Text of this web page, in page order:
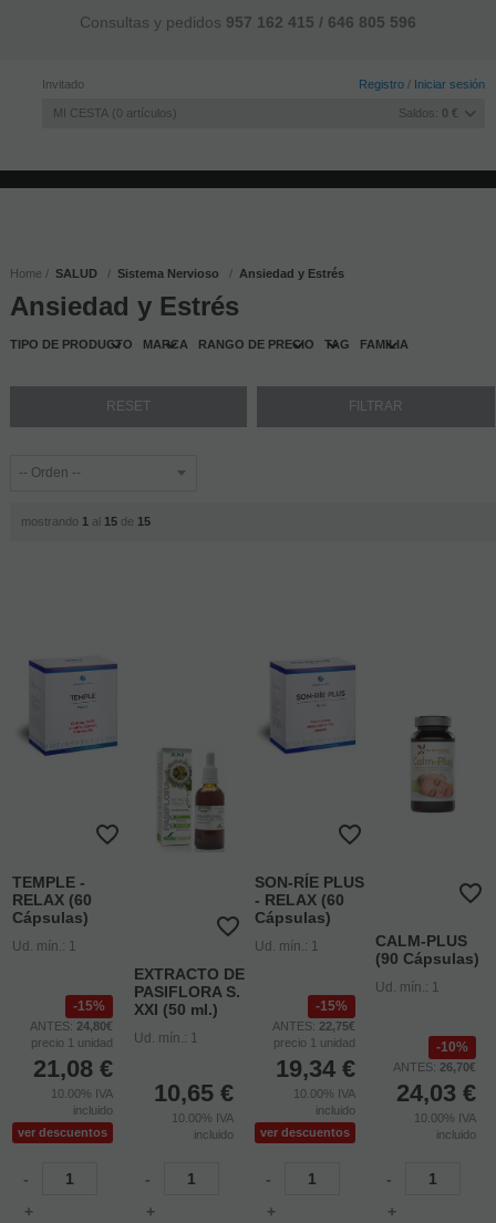
Consultas y pedidos 957 162 415 / 646 805 596
Invitado Registro / Iniciar sesión
MI CESTA 0 artículos Saldos: 0 €
ACUMULAR SALDO
Home SALUD Sistema Nervioso Ansiedad y Estrés
Ansiedad y Estrés
TIPO DE PRODUCTO MARCA RANGO DE PRECIO TAG FAMILIA
mostrando 1 al 15de 15
TEMPLE -
RELAX (60
Cápsulas)
Ud. mín.: 1
15%
ANTES: 24,80€
precio 1 unidad
21,08 €
10.00% IVA
incluido
ver descuentos
-
+
EXTRACTO DE
PASIFLORA S.
XXI (50 ml.)
Ud. mín.: 1
10,65 €
10.00% IVA
incluido
-
+
SON-RÍE PLUS
- RELAX (60
Cápsulas)
Ud. mín.: 1
15%
ANTES: 22,75€
precio 1 unidad
19,34 €
10.00% IVA
incluido
ver descuentos
-
+
CALM-PLUS
(90 Cápsulas)
Ud. mín.: 1
10%
ANTES: 26,70€
24,03 €
10.00% IVA
incluido
-
+